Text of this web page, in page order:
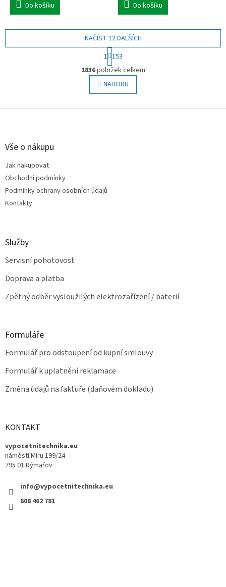
Do košíku
Do košíku
O
v
l
á
NAČÍST 12 DALŠÍCH
S
t
r
á
n
k
v
1 153
1836položek celkem
NAHORU
Z
Vše o nákupu
Jak nakupovat
Obchodní podmínky
Podmínky ochrany osobních údajů
Kontakty
Služby
Servisní pohotovost
Doprava a platba
Zpětný odběr vysloužilých elektrozařízení / baterií
Formuláře
Formulář pro odstoupení od kupní smlouvy
Formulář k uplatnění reklamace
Změna údajů na faktuře (daňovém dokladu)
KONTAKT
vypocetnitechnika.eu
náměstí Míru 199/24
795 01 Rýmařov
info@vypocetnitechnika.eu
608 462 781